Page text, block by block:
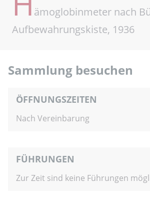
ämoglobinmeter nach
Aufbewahrungskiste, 1936
Sammlung besuchen
ÖFFNUNGSZEITEN
Nach Vereinbarung
FÜHRUNGEN
Zur Zeit sind keine Führungen